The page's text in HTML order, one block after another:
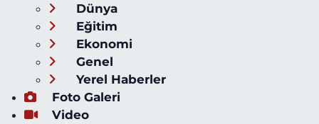
Dünya
Eğitim
Ekonomi
Genel
Yerel Haberler
Foto Galeri
Video